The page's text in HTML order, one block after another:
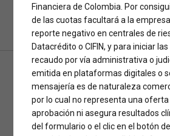
Continue reading
NOTICIAS
¿Por qué
Financiera de Colombia. Por
de las cuotas facultará a la
reporte negativo en centrales de
Datacrédito o CIFIN, y para iniciar
recaudo por vía administrativa o
emitida en plataformas digitales o
mensajería es de naturaleza
por lo cual no representa una
aprobación ni asegura resultados
del formulario o el clic en el botón